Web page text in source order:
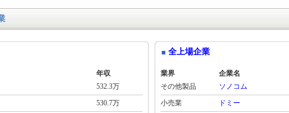
年収
532.3万
530.7万
全上場企業
業界
企業名
その他製品
ソノコム
小売業
ドミー